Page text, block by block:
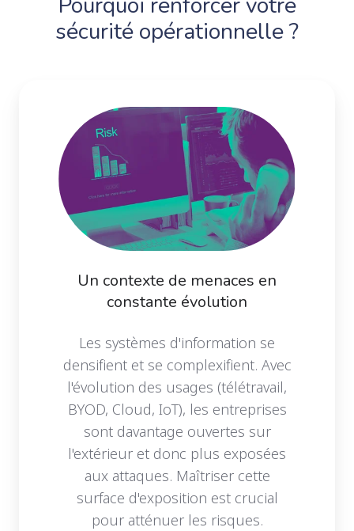
sécurité opérationnelle ?
Un contexte de menaces en
constante évolution
Les systèmes d'information se
densifient et se complexifient. Avec
l'évolution des usages (télétravail,
BYOD, Cloud, IoT), les entreprises
sont davantage ouvertes sur
l'extérieur et donc plus exposées
aux attaques. Maîtriser cette
surface d'exposition est crucial
pour atténuer les risques.